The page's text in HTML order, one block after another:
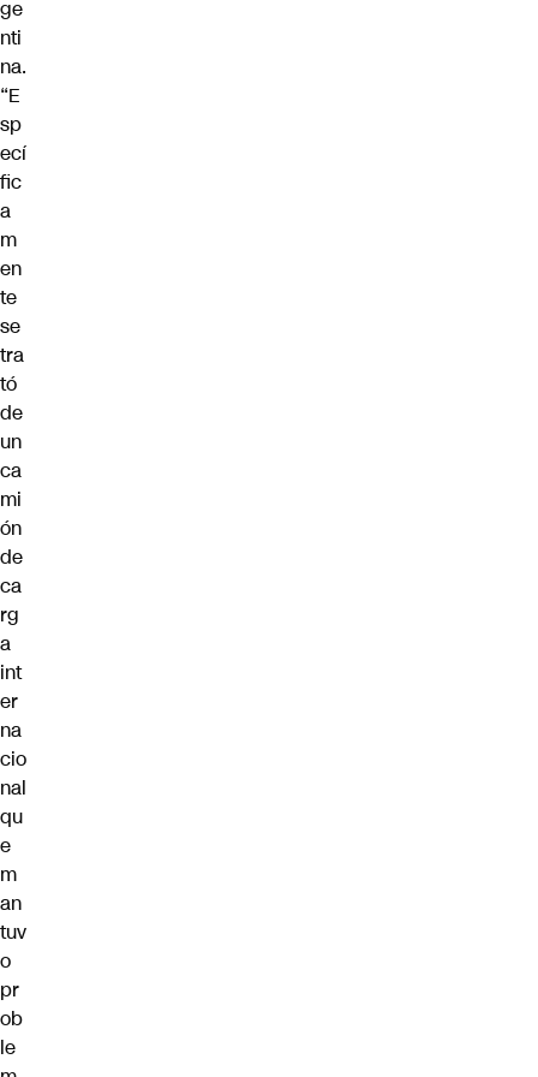
ge
nti
na.
“E
sp
ecí
fic
a
m
en
te
se
tra
tó
de
un
ca
mi
ón
de
ca
rg
a
int
er
na
cio
nal
qu
e
m
an
tuv
o
pr
ob
le